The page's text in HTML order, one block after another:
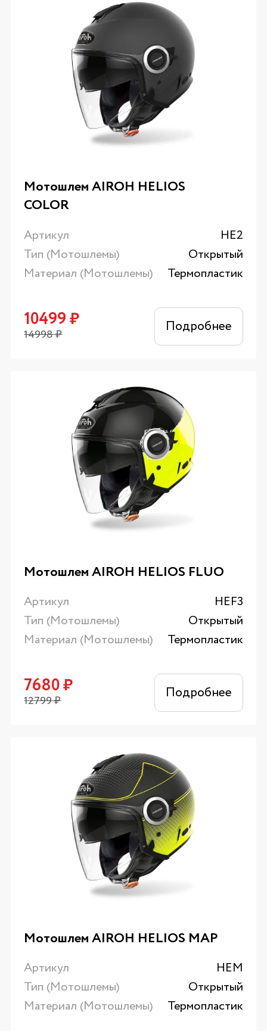
Мотошлем AIROH HELIOS
COLOR
Артикул
HE2
Тип (Мотошлемы)
Открытый
Материал (Мотошлемы)
Термопластик
10499₽
14998₽ Подробнее
Мотошлем AIROH HELIOS FLUO
Артикул
HEF3
Тип (Мотошлемы)
Открытый
Материал (Мотошлемы)
Термопластик
7680₽
12799₽ Подробнее
Мотошлем AIROH HELIOS MAP
Артикул
HEM
Тип (Мотошлемы)
Открытый
Материал (Мотошлемы)
Термопластик